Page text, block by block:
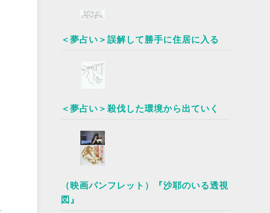
＜夢占い＞誤解して勝手に住居に入る
＜夢占い＞殺伐した環境から出ていく
（映画パンフレット）『沙耶のいる透視
図』